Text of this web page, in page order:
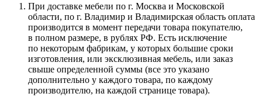
При доставке мебели по г. Москва и Московской
области, по г. Владимир и Владимирская область оплата
производится в момент передачи товара покупателю,
в полном размере, в рублях РФ. Есть исключение
по некоторым фабрикам, у которых большие сроки
изготовления, или эксклюзивная мебель, или заказ
свыше определенной суммы (все это указано
дополнительно у каждого товара, по каждому
производителю, на каждой странице товара).